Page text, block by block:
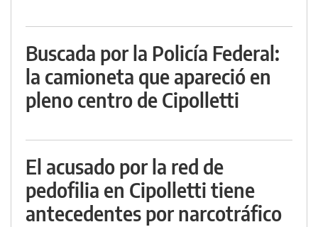
Buscada por la Policía Federal:
la camioneta que apareció en
pleno centro de Cipolletti
El acusado por la red de
pedofilia en Cipolletti tiene
antecedentes por narcotráfico